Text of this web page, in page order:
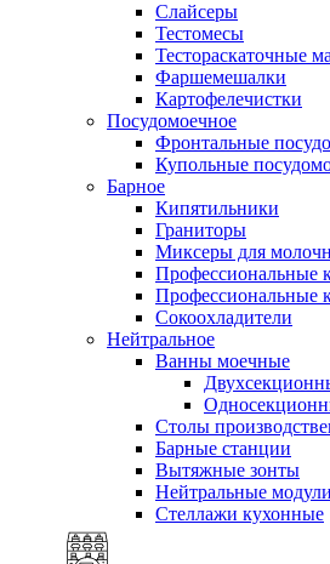
Слайсеры
Тестомесы
Тестораскаточные
Фаршемешалки
Картофелечистки
Посудомоечное
Фронтальные
Купольные
Барное
Кипятильники
Граниторы
Миксеры для
Профессиональные
Профессиональные
Сокоохладители
Нейтральное
Ванны моечные
Столы
Барные станции
Вытяжные зонты
Нейтральные модули
Стеллажи кухонные